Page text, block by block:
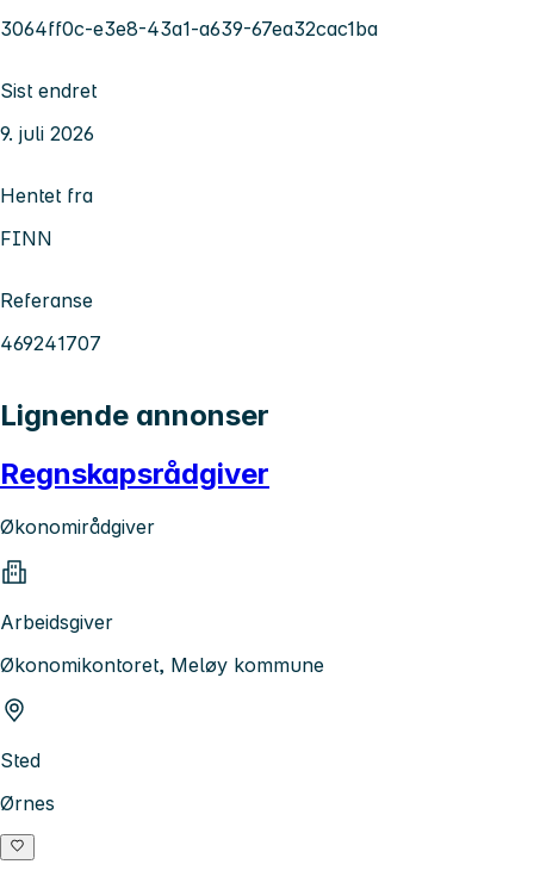
3064ff0c-e3e8-43a1-a639-67ea32cac1ba
Sist endret
9. juli 2026
Hentet fra
FINN
Referanse
469241707
Lignende annonser
Regnskapsrådgiver
Økonomirådgiver
Arbeidsgiver
Økonomikontoret, Meløy kommune
Sted
Ørnes